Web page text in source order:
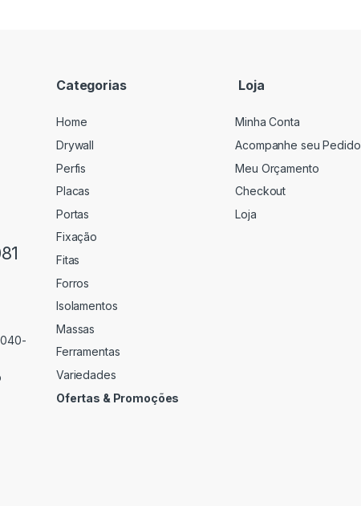
Categorias
Home
Drywall
Perfis
Placas
Portas
Fixação
Fitas
Forros
Isolamentos
Massas
Ferramentas
Variedades
Ofertas & Promoções
Loja
Minha Conta
Acompanhe seu Pedido
Meu Orçamento
Checkout
Loja